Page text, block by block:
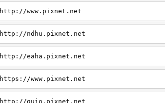
http://www.pixnet.net
http://ndhu.pixnet.net
http://eaha.pixnet.net
https://www.pixnet.net
http://guio.pixnet.net